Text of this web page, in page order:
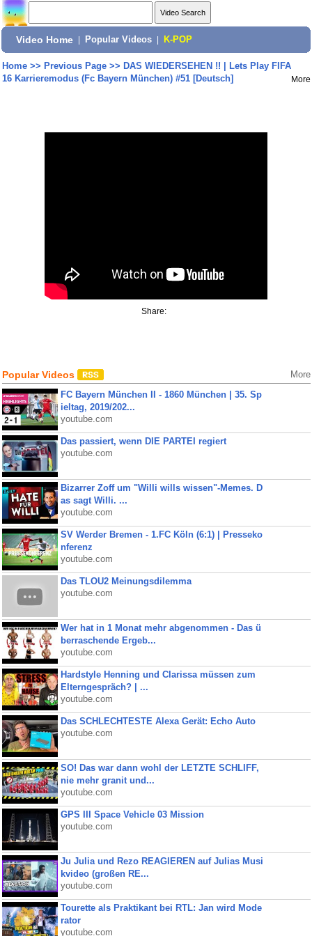
Video Home Popular Videos K-POP
Home>> Previous Page>> DAS WIEDERSEHEN !! | Lets Play FIFA
16 Karrieremodus (Fc Bayern München) #51 [Deutsch]
More
Share:
Popular Videos More
FC Bayern München II - 1860 München | 35. Sp
ieltag, 2019/202...
youtube.com
Das passiert, wenn DIE PARTEI regiert
youtube.com
Bizarrer Zoff um "Willi wills wissen"-Memes. D
as sagt Willi. ...
youtube.com
SV Werder Bremen - 1.FC Köln (6:1) | Presseko
nferenz
youtube.com
Das TLOU2 Meinungsdilemma
youtube.com
Wer hat in 1 Monat mehr abgenommen - Das ü
berraschende Ergeb...
youtube.com
Hardstyle Henning und Clarissa müssen zum
Elterngespräch? | ...
youtube.com
Das SCHLECHTESTE Alexa Gerät: Echo Auto
youtube.com
SO! Das war dann wohl der LETZTE SCHLIFF,
nie mehr granit und...
youtube.com
GPS III Space Vehicle 03 Mission
youtube.com
Ju Julia und Rezo REAGIEREN auf Julias Musi
kvideo (großen RE...
youtube.com
Tourette als Praktikant bei RTL: Jan wird Mode
rator
youtube.com